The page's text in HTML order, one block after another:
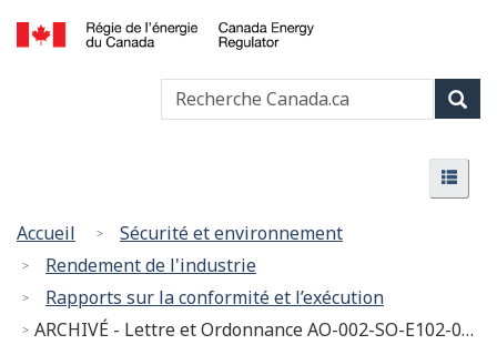
Passer
au
contenu
principal
Version
HTML
simplifiée
l’énergie
du
Canada
Vous
êtes
ici
Accueil
Sécurité et environnement
Rendement de l'industrie
Rapports sur la conformité et l’exécution
ARCHIVÉ - Lettre et Ordonnance AO-002-SO-E102-002-2011 à Enbridge Pipelines (NW) Inc.